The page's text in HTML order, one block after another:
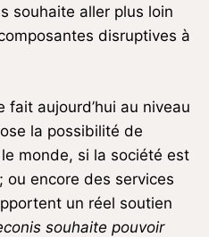
souhaite aller plus loin
disruptives à
fait aujourd’hui au niveau
la possibilité de
monde, si la société est
ou encore des services
un réel soutien
souhaite pouvoir